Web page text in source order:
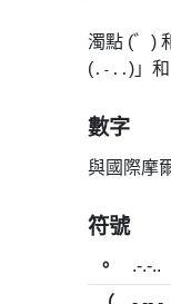
濁點 (゛)
( .-.. )」
數字
與國際摩
符號
。 .-.-..